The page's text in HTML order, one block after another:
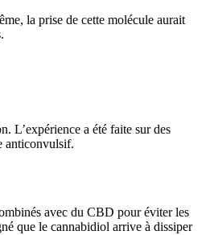
la prise de cette molécule aurait
L’expérience a été faite sur des
anticonvulsif.
avec du CBD pour éviter les
que le cannabidiol arrive à dissiper